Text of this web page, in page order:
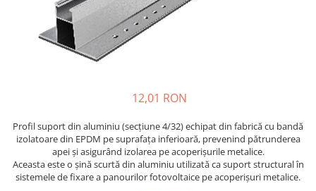
Incarcatoare acumulatori
Panouri fotovoltaice si accesorii
Panouri fotovoltaice
Accesorii
Invertoare
Invertoare Hibrid
Invertoare On-grid
12,01 RON
Profil suport din aluminiu (secțiune 4/32) echipat din fabrică cu bandă
izolatoare din EPDM pe suprafața inferioară, prevenind pătrunderea
apei și asigurând izolarea pe acoperișurile metalice.
Aceasta este o șină scurtă din aluminiu utilizată ca suport structural în
sistemele de fixare a panourilor fotovoltaice pe acoperișuri metalice.